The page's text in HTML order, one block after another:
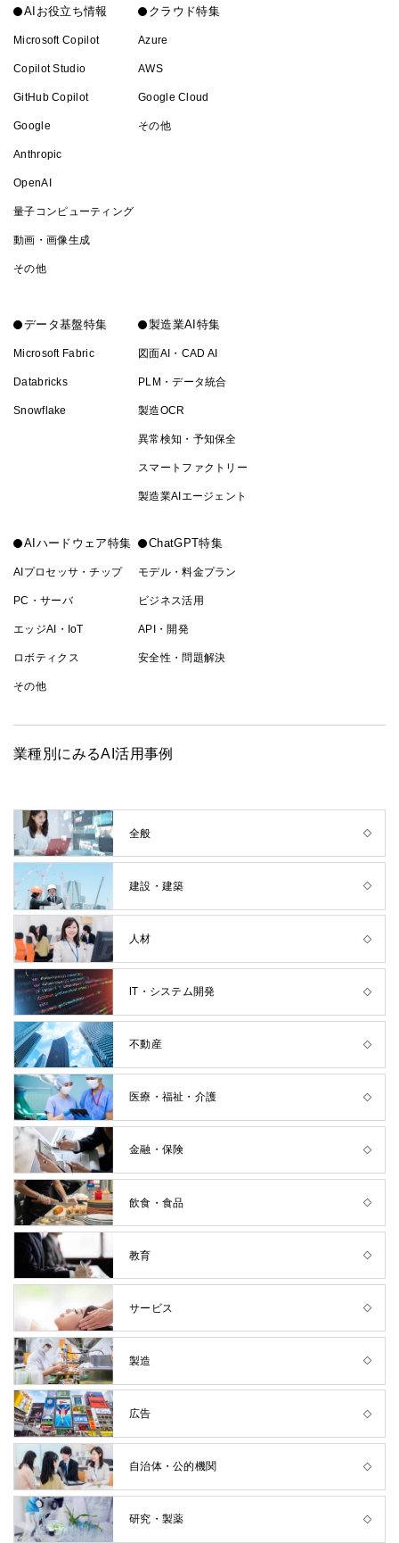
AIお役立ち情報
Microsoft Copilot
Copilot Studio
GitHub Copilot
Google
Anthropic
OpenAI
量子コンピューティング
動画・画像生成
その他
クラウド特集
Azure
AWS
Google Cloud
その他
データ基盤特集
Microsoft Fabric
Databricks
Snowflake
製造業AI特集
図面AI・CAD AI
PLM・データ統合
製造OCR
異常検知・予知保全
スマートファクトリー
製造業AIエージェント
AIハードウェア特集
AIプロセッサ・チップ
PC・サーバ
エッジAI・IoT
ロボティクス
その他
ChatGPT特集
モデル・料金プラン
ビジネス活用
API・開発
安全性・問題解決
業種別にみるAI活用事例
全般
建設・建築
人材
IT・システム開発
不動産
医療・福祉・介護
金融・保険
飲食・食品
教育
サービス
製造
広告
自治体・公的機関
研究・製薬